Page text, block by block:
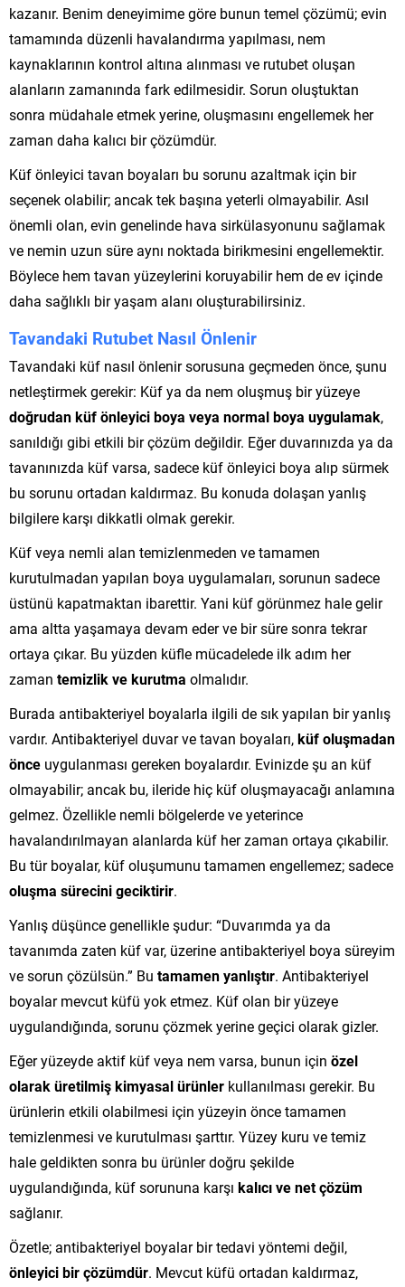
kazanır. Benim deneyimime göre bunun temel çözümü; evin
tamamında düzenli havalandırma yapılması, nem
kaynaklarının kontrol altına alınması ve rutubet oluşan
alanların zamanında fark edilmesidir. Sorun oluştuktan
sonra müdahale etmek yerine, oluşmasını engellemek her
zaman daha kalıcı bir çözümdür.
Küf önleyici tavan boyaları bu sorunu azaltmak için bir
seçenek olabilir; ancak tek başına yeterli olmayabilir. Asıl
önemli olan, evin genelinde hava sirkülasyonunu sağlamak
ve nemin uzun süre aynı noktada birikmesini engellemektir.
Böylece hem tavan yüzeylerini koruyabilir hem de ev içinde
daha sağlıklı bir yaşam alanı oluşturabilirsiniz.
Tavandaki Rutubet Nasıl Önlenir
Tavandaki küf nasıl önlenir sorusuna geçmeden önce, şunu
netleştirmek gerekir: Küf ya da nem oluşmuş bir yüzeye
doğrudan küf önleyici boya veya normal boya uygulamak,
sanıldığı gibi etkili bir çözüm değildir. Eğer duvarınızda ya da
tavanınızda küf varsa, sadece küf önleyici boya alıp sürmek
bu sorunu ortadan kaldırmaz. Bu konuda dolaşan yanlış
bilgilere karşı dikkatli olmak gerekir.
Küf veya nemli alan temizlenmeden ve tamamen
kurutulmadan yapılan boya uygulamaları, sorunun sadece
üstünü kapatmaktan ibarettir. Yani küf görünmez hale gelir
ama altta yaşamaya devam eder ve bir süre sonra tekrar
ortaya çıkar. Bu yüzden küfle mücadelede ilk adım her
zaman temizlik ve kurutma olmalıdır.
Burada antibakteriyel boyalarla ilgili de sık yapılan bir yanlış
vardır. Antibakteriyel duvar ve tavan boyaları,küf oluşmadan
önce uygulanması gereken boyalardır. Evinizde şu an küf
olmayabilir; ancak bu, ileride hiç küf oluşmayacağı anlamına
gelmez. Özellikle nemli bölgelerde ve yeterince
havalandırılmayan alanlarda küf her zaman ortaya çıkabilir.
Bu tür boyalar, küf oluşumunu tamamen engellemez; sadece
oluşma sürecini geciktirir.
Yanlış düşünce genellikle şudur: “Duvarımda ya da
tavanımda zaten küf var, üzerine antibakteriyel boya süreyim
ve sorun çözülsün.” Bu tamamen yanlıştır. Antibakteriyel
boyalar mevcut küfü yok etmez. Küf olan bir yüzeye
uygulandığında, sorunu çözmek yerine geçici olarak gizler.
Eğer yüzeyde aktif küf veya nem varsa, bunun için özel
olarak üretilmiş kimyasal ürünler kullanılması gerekir. Bu
ürünlerin etkili olabilmesi için yüzeyin önce tamamen
temizlenmesi ve kurutulması şarttır. Yüzey kuru ve temiz
hale geldikten sonra bu ürünler doğru şekilde
uygulandığında, küf sorununa karşı kalıcı ve net çözüm
sağlanır.
Özetle; antibakteriyel boyalar bir tedavi yöntemi değil,
önleyici bir çözümdür. Mevcut küfü ortadan kaldırmaz,